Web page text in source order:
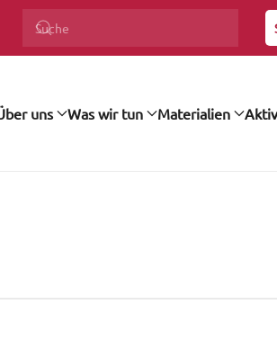
uns Was wir tun Materialien